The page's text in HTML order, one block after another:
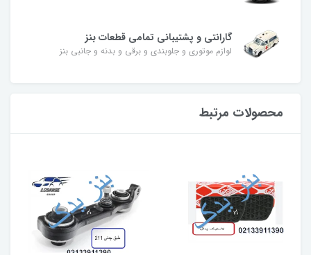
گارانتی و پشتیبانی تمامی قطعات بنز
لوازم موتوری و جلوبندی و برقی و بدنه و جانبی بنز
محصولات مرتبط